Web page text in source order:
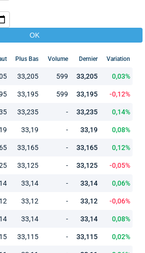
Plus Bas Volume Dernier Variation
33,205 599 33,205 0,03%
33,195 599 33,195 -0,12%
33,235 - 33,235 0,14%
33,19 - 33,19 0,08%
33,165 - 33,165 0,12%
33,125 - 33,125 -0,05%
33,14 - 33,14 0,06%
33,12 - 33,12 -0,06%
33,14 - 33,14 0,08%
33,115 - 33,115 0,02%